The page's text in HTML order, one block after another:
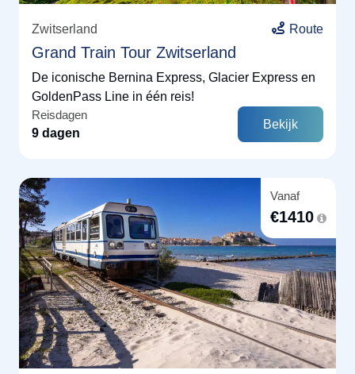
Zwitserland Route
Grand Train Tour Zwitserland
De iconische Bernina Express, Glacier Express en
GoldenPass Line in één reis!
Reisdagen
9 dagen
Bekijk
Vanaf
€1410